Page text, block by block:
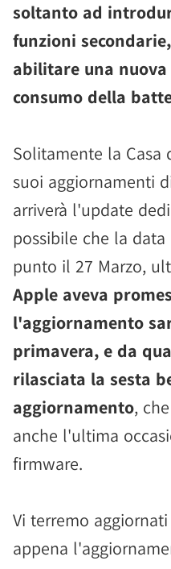
soltanto ad
funzioni
abilitare una
consumo della
Solitamente la Casa
suoi aggiornamenti
arriverà l'update
possibile che la
punto il 27 Marzo,
Apple aveva
l'aggiornamento
primavera, e da
rilasciata la sesta
aggiornamento,
anche l'ultima
firmware.
Vi terremo
appena